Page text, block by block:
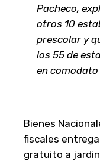
Pacheco,
otros 10
prescolar y
los 55 de
en comodato
Bienes
fiscales
gratuito a